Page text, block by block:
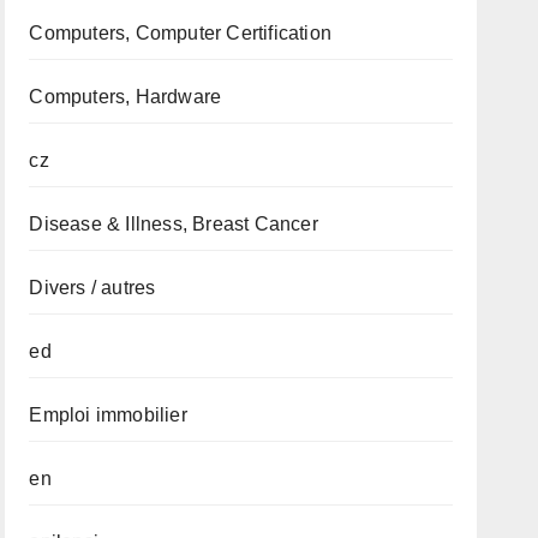
Computers, Computer Certification
Computers, Hardware
cz
Disease & Illness, Breast Cancer
Divers / autres
ed
Emploi immobilier
en